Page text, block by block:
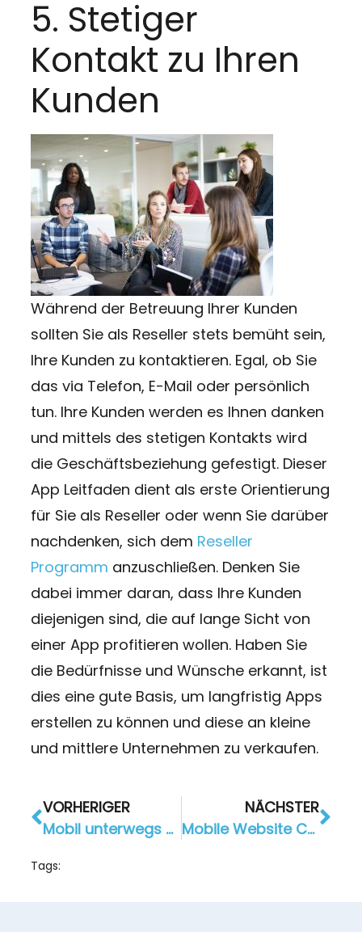
5. Stetiger
Kontakt zu Ihren
Kunden
Während der Betreuung Ihrer Kunden
sollten Sie als Reseller stets bemüht sein,
Ihre Kunden zu kontaktieren. Egal, ob Sie
das via Telefon, E-Mail oder persönlich
tun. Ihre Kunden werden es Ihnen danken
und mittels des stetigen Kontakts wird
die Geschäftsbeziehung gefestigt. Dieser
App Leitfaden dient als erste Orientierung
für Sie als Reseller oder wenn Sie darüber
nachdenken, sich dem Reseller
Programm anzuschließen. Denken Sie
dabei immer daran, dass Ihre Kunden
diejenigen sind, die auf lange Sicht von
einer App profitieren wollen. Haben Sie
die Bedürfnisse und Wünsche erkannt, ist
dies eine gute Basis, um langfristig Apps
erstellen zu können und diese an kleine
und mittlere Unternehmen zu verkaufen.
VORHERIGER
Mobil unterwegs sein ist in 2017 wichtiger denn je
NÄCHSTER
Mobile Website Checker – mobil optimiert muss es sein
Tags: